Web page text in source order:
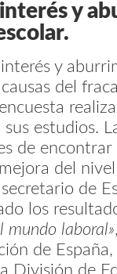
interés y
interés y
del
sus estudios.
de
del
de
los
mundo laboral»
de
División de